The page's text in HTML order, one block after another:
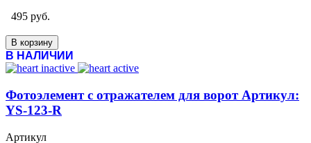
495 руб.
В корзину
В НАЛИЧИИ
Фотоэлемент с отражателем для ворот Артикул:
YS-123-R
Артикул